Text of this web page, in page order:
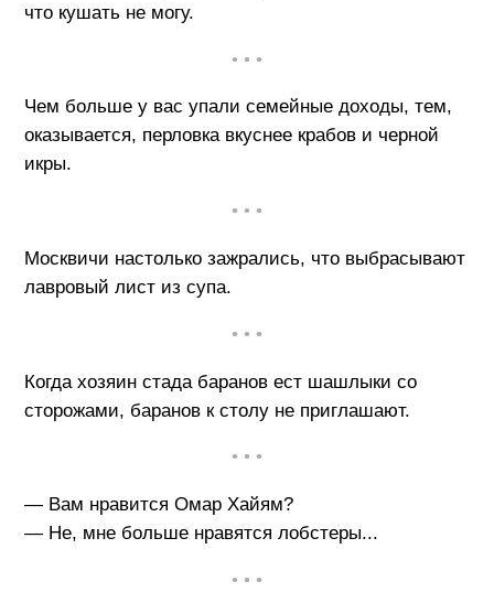
что кушать не могу.
• • •
Чем больше у вас упали семейные доходы, тем,
оказывается, перловка вкуснее крабов и черной
икры.
• • •
Москвичи настолько зажрались, что выбрасывают
лавровый лист из супа.
• • •
Когда хозяин стада баранов ест шашлыки со
сторожами, баранов к столу не приглашают.
• • •
— Вам нравится Омар Хайям?
— Не, мне больше нравятся лобстеры...
• • •